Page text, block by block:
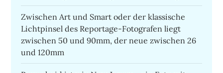
Zwischen Art und Smart oder der klassische
Lichtpinsel des Reportage-Fotografen liegt
zwischen 50 und 90mm, der neue zwischen 26
und 120mm